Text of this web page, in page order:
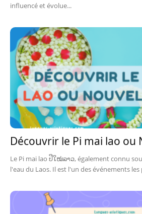
influencé et évolue...
Découvrir le Pi mai lao ou
Le Pi mai lao ປີໃໝ່ລາວ, également connu
l'eau du Laos. Il est l'un des événements